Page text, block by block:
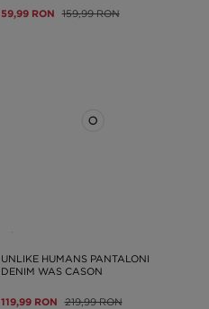
59,99 RON 159,99 RON
UNLIKE HUMANS PANTALONI
DENIM WAS CASON
119,99 RON 219,99 RON